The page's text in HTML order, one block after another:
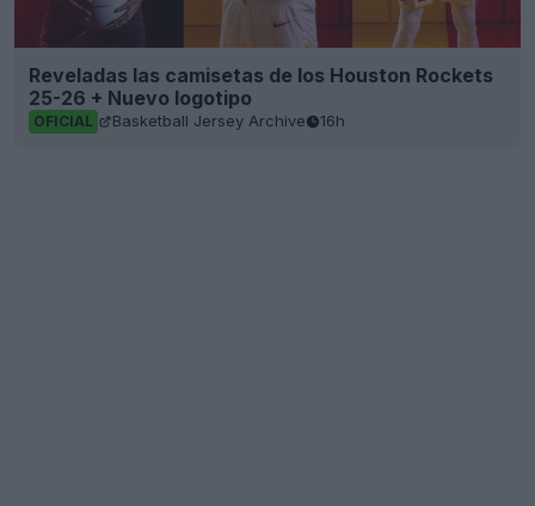
Reveladas las camisetas de los Houston Rockets
25-26 + Nuevo logotipo
OFICIAL Basketball Jersey Archive 16h